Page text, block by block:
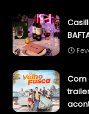
Com